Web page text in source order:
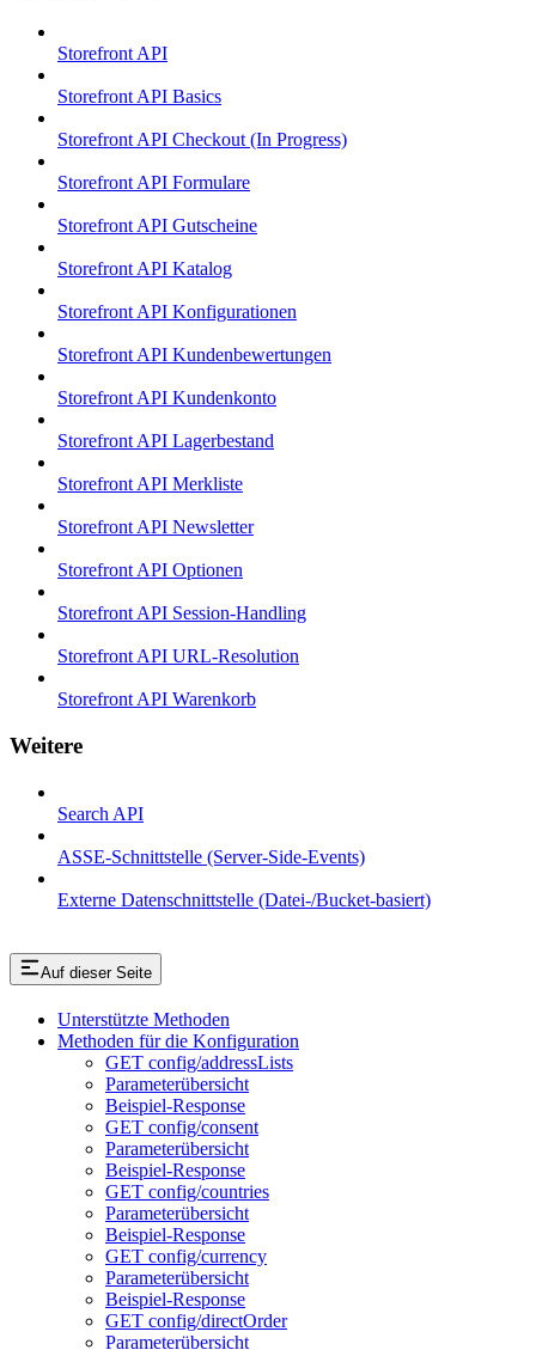
Storefront API
Storefront API Basics
Storefront API Checkout (In Progress)
Storefront API Formulare
Storefront API Gutscheine
Storefront API Katalog
Storefront API Konfigurationen
Storefront API Kundenbewertungen
Storefront API Kundenkonto
Storefront API Lagerbestand
Storefront API Merkliste
Storefront API Newsletter
Storefront API Optionen
Storefront API Session-Handling
Storefront API URL-Resolution
Storefront API Warenkorb
Weitere
Search API
ASSE-Schnittstelle (Server-Side-Events)
Externe Datenschnittstelle (Datei-/Bucket-basiert)
Auf dieser Seite
Unterstützte Methoden
Methoden für die Konfiguration
GET config/addressLists
Parameterübersicht
Beispiel-Response
GET config/consent
Parameterübersicht
Beispiel-Response
GET config/countries
Parameterübersicht
Beispiel-Response
GET config/currency
Parameterübersicht
Beispiel-Response
GET config/directOrder
Parameterübersicht